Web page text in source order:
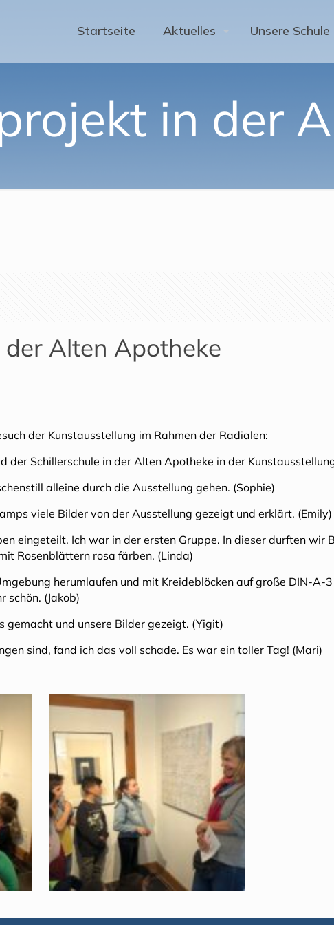
Startseite Aktuelles Unsere Schule
in der
Alten Apotheke
der Kunstausstellung im Rahmen der Radialen:
der Schillerschule in der Alten Apotheke in der
alleine durch die Ausstellung gehen. (Sophie)
viele Bilder von der Ausstellung gezeigt und erklärt. (Emily)
eingeteilt. Ich war in der ersten Gruppe. In dieser durften
Rosenblättern rosa färben. (Linda)
herumlaufen und mit Kreideblöcken auf große DIN-
schön. (Jakob)
gemacht und unsere Bilder gezeigt. (Yigit)
sind, fand ich das voll schade. Es war ein toller Tag! (Mari)